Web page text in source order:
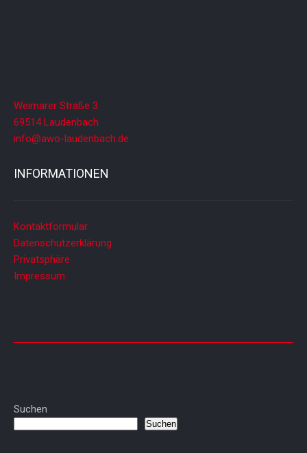
Weimarer Straße 3
69514 Laudenbach
info@awo-laudenbach.de
INFORMATIONEN
Kontaktformular
Datenschutzerklärung
Privatsphäre
Impressum
Suchen
Suchen